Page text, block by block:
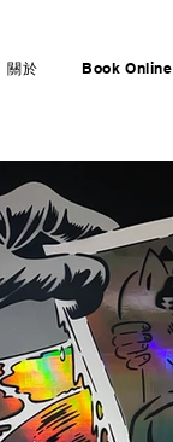
關於 Book Online